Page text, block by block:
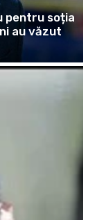
pentru soția
au văzut